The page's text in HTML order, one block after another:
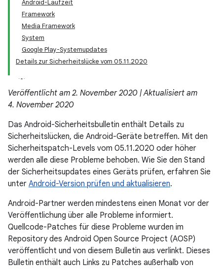
Android-Laufzeit
Framework
Media Framework
System
Google Play-Systemupdates
Details zur Sicherheitslücke vom 05.11.2020
Veröffentlicht am 2. November 2020 | Aktualisiert am
4. November 2020
Das Android-Sicherheitsbulletin enthält Details zu
Sicherheitslücken, die Android-Geräte betreffen. Mit den
Sicherheitspatch-Levels vom 05.11.2020 oder höher
werden alle diese Probleme behoben. Wie Sie den Stand
der Sicherheitsupdates eines Geräts prüfen, erfahren Sie
unter Android-Version prüfen und aktualisieren.
Android-Partner werden mindestens einen Monat vor der
Veröffentlichung über alle Probleme informiert.
Quellcode-Patches für diese Probleme wurden im
Repository des Android Open Source Project (AOSP)
veröffentlicht und von diesem Bulletin aus verlinkt. Dieses
Bulletin enthält auch Links zu Patches außerhalb von